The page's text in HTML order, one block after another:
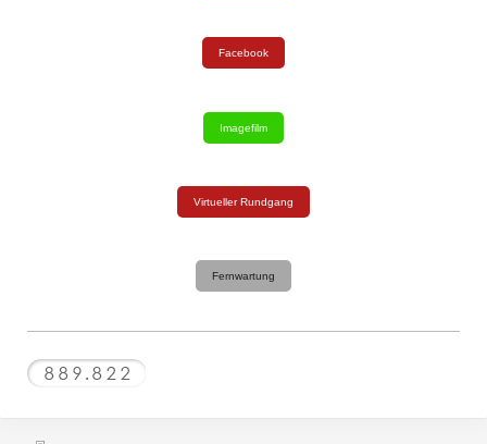
Facebook
Imagefilm
Virtueller Rundgang
Fernwartung